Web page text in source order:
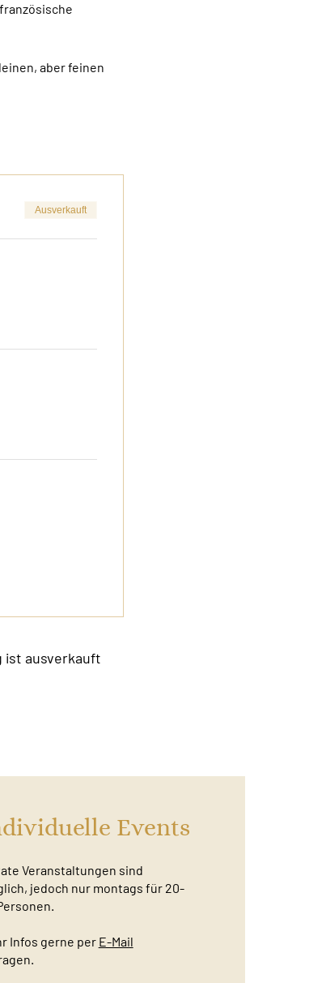
aber feinen
Ausverkauft
ist ausverkauft
Events
Veranstaltungen sind
jedoch nur montags für 20-
Infos gerne per E-Mail